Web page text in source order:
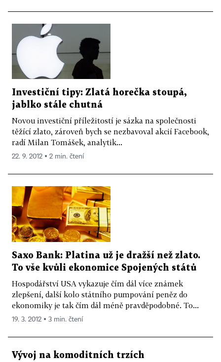
Investiční tipy: Zlatá horečka stoupá,
jablko stále chutná
Novou investiční příležitostí je sázka na společnosti
těžící zlato, zároveň bych se nezbavoval akcií Facebook,
radí Milan Tomášek, analytik...
22. 9. 2012 ▪ 2 min. čtení
Saxo Bank: Platina už je dražší než zlato.
To vše kvůli ekonomice Spojených států
Hospodářství USA vykazuje čím dál více známek
zlepšení, další kolo státního pumpování peněz do
ekonomiky je tak čím dál méně pravděpodobné. To...
19. 3. 2012 ▪ 3 min. čtení
Vývoj na komoditních trzích